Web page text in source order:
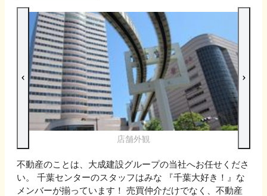
店舗外観
不動産のことは、大成建設グループの当社へお任せくださ
い。 千葉センターのスタッフはみな 『千葉大好き！』な
メンバーが揃っています！ 売買仲介だけでなく、不動産